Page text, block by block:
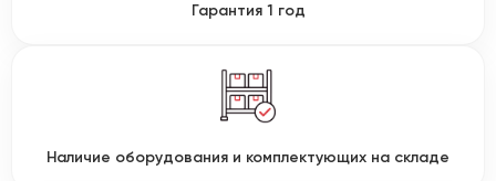
Гарантия 1 год
Наличие оборудования и комплектующих на складе